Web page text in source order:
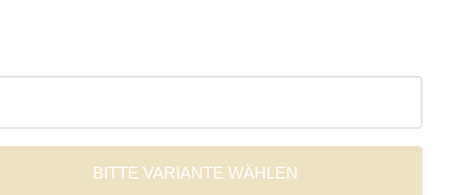
BITTE VARIANTE WÄHLEN